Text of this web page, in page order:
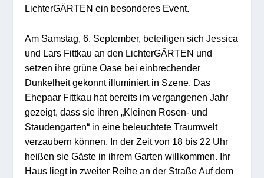
LichterGÄRTEN ein besonderes Event.
Am Samstag, 6. September, beteiligen sich Jessica
und Lars Fittkau an den LichterGÄRTEN und
setzen ihre grüne Oase bei einbrechender
Dunkelheit gekonnt illuminiert in Szene. Das
Ehepaar Fittkau hat bereits im vergangenen Jahr
gezeigt, dass sie ihren „Kleinen Rosen- und
Staudengarten“ in eine beleuchtete Traumwelt
verzaubern können. In der Zeit von 18 bis 22 Uhr
heißen sie Gäste in ihrem Garten willkommen. Ihr
Haus liegt in zweiter Reihe an der Straße Auf dem